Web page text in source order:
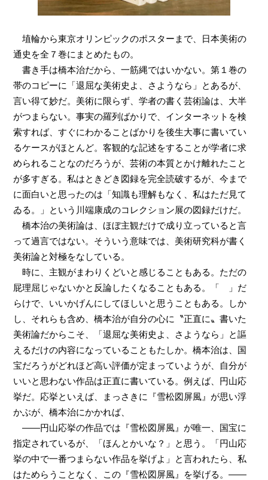
埴輪から東京オリンピックのポスターまで、日本美術の
通史を全７巻にまとめたもの。
書き手は橋本治だから、一筋縄ではいかない。第１巻の
帯のコピーに「退屈な美術史よ、さようなら」とあるが、
言い得て妙だ。美術に限らず、学者の書く芸術論は、大半
がつまらない。事実の羅列ばかりで、インターネットを検
索すれば、すぐにわかることばかりを後生大事に書いてい
るケースがほとんど。客観的な記述をすることが学者に求
められることなのだろうが、芸術の本質とかけ離れたこと
が多すぎる。私はときどき図録を完全読破するが、今まで
に面白いと思ったのは「知識も理解もなく、私はただ見て
ゐる。」という川端康成のコレクション展の図録だけだ。
橋本治の美術論は、ほぼ主観だけで成り立っていると言
って過言ではない。そういう意味では、美術研究科が書く
美術論と対極をなしている。
時に、主観がまわりくどいと感じることもある。ただの
屁理屈じゃないかと反論したくなることもある。「 」だ
らけで、いいかげんにしてほしいと思うこともある。しか
し、それらも含め、橋本治が自分の心に〝正直に〟書いた
美術論だからこそ、「退屈な美術史よ、さようなら」と謳
えるだけの内容になっていることもたしか。橋本治は、国
宝だろうがどれほど高い評価が定まっていようが、自分が
いいと思わない作品は正直に書いている。例えば、円山応
挙だ。応挙といえば、まっさきに『雪松図屏風』が思い浮
かぶが、橋本治にかかれば、
――円山応挙の作品では『雪松図屏風』が唯一、国宝に
指定されているが、「ほんとかいな？」と思う。「円山応
挙の中で一番つまらない作品を挙げよ」と言われたら、私
はためらうことなく、この『雪松図屏風』を挙げる。――